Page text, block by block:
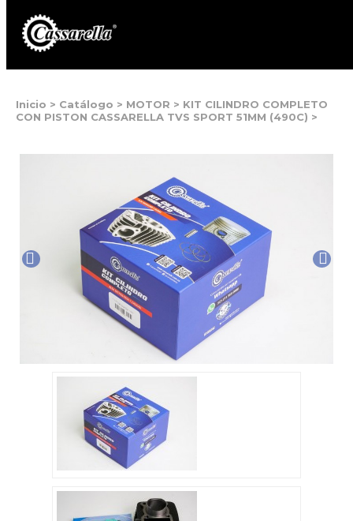
Inicio > Catálogo > MOTOR > KIT CILINDRO COMPLETO
CON PISTON CASSARELLA TVS SPORT 51MM (490C) >